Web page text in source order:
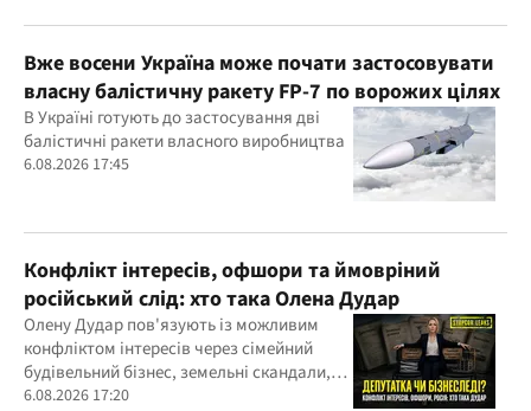
Вже восени Україна може почати застосовувати
власну балістичну ракету FP-7 по ворожих цілях
В Україні готують до застосування дві
балістичні ракети власного виробництва
6.08.2026 17:45
Конфлікт інтересів, офшори та ймовріний
російський слід: хто така Олена Дудар
Олену Дудар пов'язують із можливим
конфліктом інтересів через сімейний
будівельний бізнес, земельні скандали,
судові справи
6.08.2026 17:20